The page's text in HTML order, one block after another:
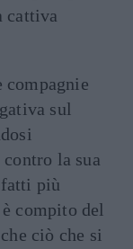
cattiva
compagnie
sul
la sua
più
compito del
ciò che si